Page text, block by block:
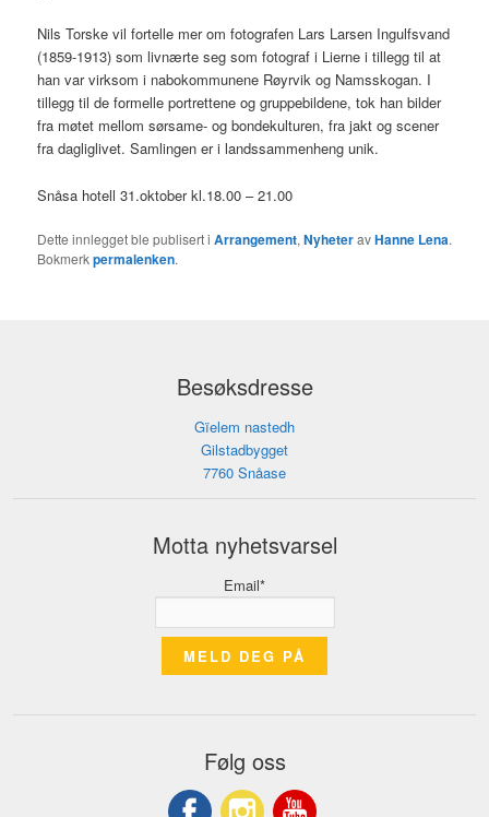
Nils Torske vil fortelle mer om fotografen Lars Larsen Ingulfsvand
(1859-1913) som livnærte seg som fotograf i Lierne i tillegg til at
han var virksom i nabokommunene Røyrvik og Namsskogan. I
tillegg til de formelle portrettene og gruppebildene, tok han bilder
fra møtet mellom sørsame- og bondekulturen, fra jakt og scener
fra dagliglivet. Samlingen er i landssammenheng unik.
Snåsa hotell 31.oktober kl.18.00 – 21.00
Dette innlegget ble publisert iArrangement,NyheteravHanne Lena.
Bokmerkpermalenken.
Besøksdresse
Gïelem nastedh
Gilstadbygget
7760 Snåase
Motta nyhetsvarsel
Email*
Følg oss